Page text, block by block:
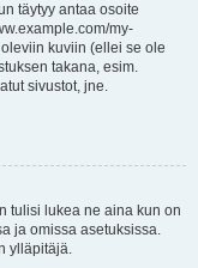
täytyy antaa osoite
my-
kuviin (ellei se ole
takana, esim.
sivustot, jne.
tulisi lukea ne aina kun on
ja omissa asetuksissa.
ylläpitäjä.